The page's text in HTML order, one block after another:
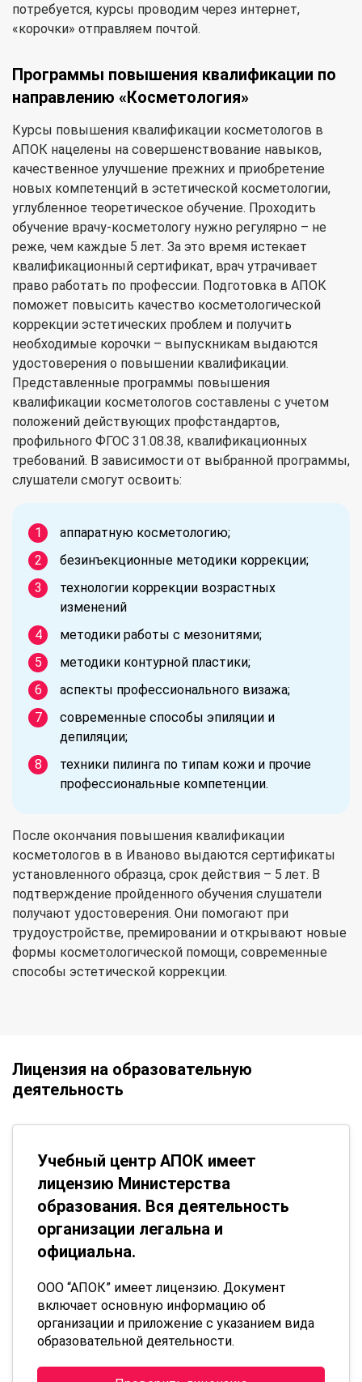
потребуется, курсы проводим через интернет,
«корочки» отправляем почтой.
Программы повышения квалификации по
направлению «Косметология»
Курсы повышения квалификации косметологов в
АПОК нацелены на совершенствование навыков,
качественное улучшение прежних и приобретение
новых компетенций в эстетической косметологии,
углубленное теоретическое обучение. Проходить
обучение врачу-косметологу нужно регулярно – не
реже, чем каждые 5 лет. За это время истекает
квалификационный сертификат, врач утрачивает
право работать по профессии. Подготовка в АПОК
поможет повысить качество косметологической
коррекции эстетических проблем и получить
необходимые корочки – выпускникам выдаются
удостоверения о повышении квалификации.
Представленные программы повышения
квалификации косметологов составлены с учетом
положений действующих профстандартов,
профильного ФГОС 31.08.38, квалификационных
требований. В зависимости от выбранной программы,
слушатели смогут освоить:
аппаратную косметологию;
безинъекционные методики коррекции;
технологии коррекции возрастных
изменений
методики работы с мезонитями;
методики контурной пластики;
аспекты профессионального визажа;
современные способы эпиляции и
депиляции;
техники пилинга по типам кожи и прочие
профессиональные компетенции.
После окончания повышения квалификации
косметологов в в Иваново выдаются сертификаты
установленного образца, срок действия – 5 лет. В
подтверждение пройденного обучения слушатели
получают удостоверения. Они помогают при
трудоустройстве, премировании и открывают новые
формы косметологической помощи, современные
способы эстетической коррекции.
Лицензия на образовательную
деятельность
Учебный центр АПОК имеет
лицензию Министерства
образования. Вся деятельность
организации легальна и
официальна.
ООО “АПОК” имеет лицензию. Документ
включает основную информацию об
организации и приложение с указанием вида
образовательной деятельности.